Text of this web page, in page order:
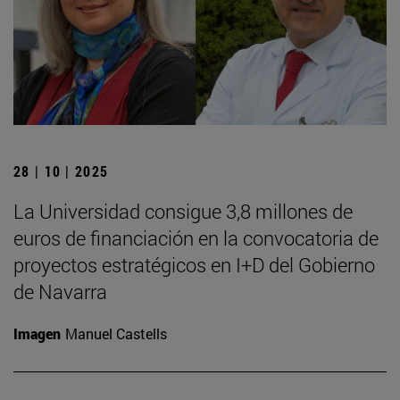
28 | 10 | 2025
La Universidad consigue 3,8 millones de
euros de financiación en la convocatoria de
proyectos estratégicos en I+D del Gobierno
de Navarra
Imagen Manuel Castells